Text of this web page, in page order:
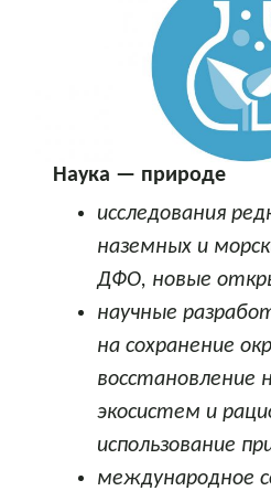
Наука — природе
исследования
наземных и
ДФО, новые
научные
на сохранение
восстановление
экосистем и
использование
международное